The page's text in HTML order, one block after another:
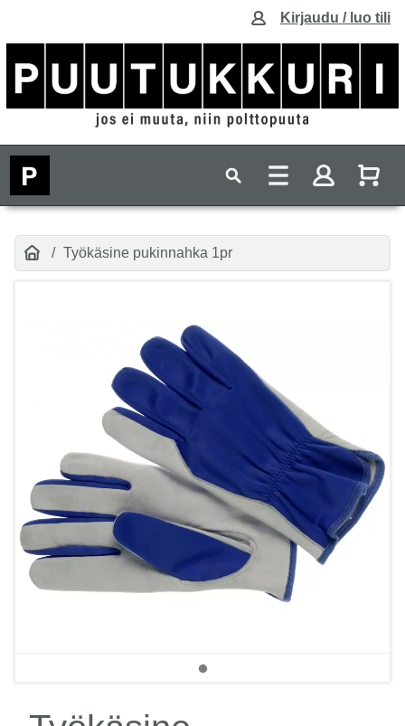
Kirjaudu / luo tili
Työkäsine pukinnahka 1pr